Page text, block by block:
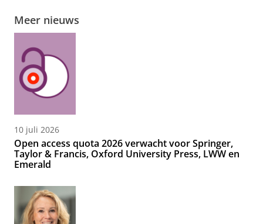
Meer nieuws
10 juli 2026
Open access quota 2026 verwacht voor Springer,
Taylor & Francis, Oxford University Press, LWW en
Emerald